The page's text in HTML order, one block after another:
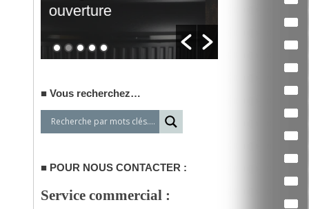
Vous recherchez…
POUR NOUS CONTACTER :
Service commercial :